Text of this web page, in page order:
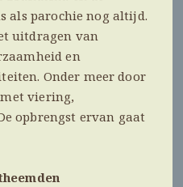
als parochie nog altijd.
uitdragen van
en
Onder meer door
met viering,
opbrengst ervan gaat